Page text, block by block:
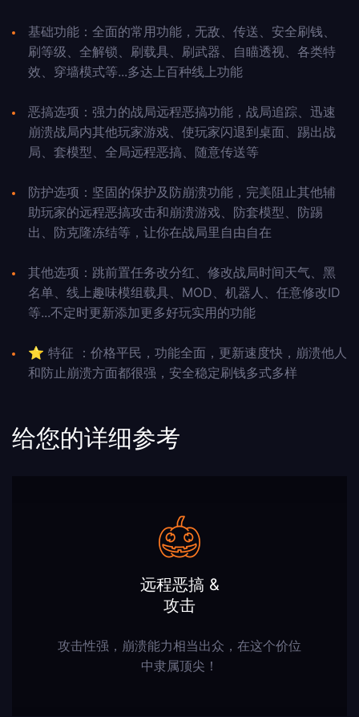
基础功能：全面的常用功能，无敌、传送、安全刷钱、
刷等级、全解锁、刷载具、刷武器、自瞄透视、各类特
效、穿墙模式等...多达上百种线上功能
恶搞选项：强力的战局远程恶搞功能，战局追踪、迅速
崩溃战局内其他玩家游戏、使玩家闪退到桌面、踢出战
局、套模型、全局远程恶搞、随意传送等
防护选项：坚固的保护及防崩溃功能，完美阻止其他辅
助玩家的远程恶搞攻击和崩溃游戏、防套模型、防踢
出、防克隆冻结等，让你在战局里自由自在
其他选项：跳前置任务改分红、修改战局时间天气、黑
名单、线上趣味模组载具、MOD、机器人、任意修改ID
等...不定时更新添加更多好玩实用的功能
⭐ 特征 ：价格平民，功能全面，更新速度快，崩溃他人
和防止崩溃方面都很强，安全稳定刷钱多式多样
给您的详细参考
远程恶搞 &
攻击
攻击性强，崩溃能力相当出众，在这个价位
中隶属顶尖！